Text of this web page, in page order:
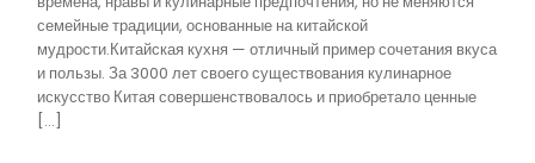
семейные традиции, основанные на китайской
мудрости.Китайская кухня — отличный пример сочетания вкуса
и пользы. За 3000 лет своего существования кулинарное
искусство Китая совершенствовалось и приобретало ценные
[…]